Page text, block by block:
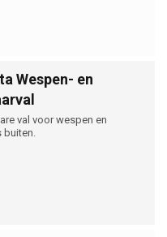
Wespen- en
val voor wespen en
buiten.